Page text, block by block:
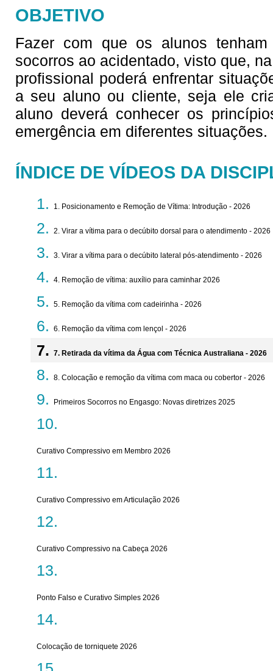
OBJETIVO
Fazer com que os alunos
socorros ao acidentado, visto que,
profissional poderá enfrentar
a seu aluno ou cliente, seja ele
aluno deverá conhecer os
emergência em diferentes situações.
ÍNDICE DE VÍDEOS DA
1. Posicionamento e Remoção de Vítima: Introdução - 2026
2. Virar a vítima para o decúbito dorsal para o atendimento - 2026
3. Virar a vítima para o decúbito lateral pós-atendimento - 2026
4. Remoção de vítima: auxílio para caminhar 2026
5. Remoção da vítima com cadeirinha - 2026
6. Remoção da vítima com lençol - 2026
7. Retirada da vítima da Água com Técnica Australiana - 2026
8. Colocação e remoção da vítima com maca ou cobertor - 2026
Primeiros Socorros no Engasgo: Novas diretrizes 2025
Curativo Compressivo em Membro 2026
Curativo Compressivo em Articulação 2026
Curativo Compressivo na Cabeça 2026
Ponto Falso e Curativo Simples 2026
Colocação de torniquete 2026